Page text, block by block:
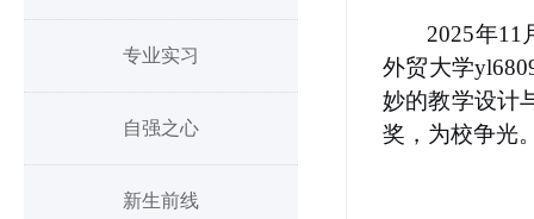
专业实习
自强之心
新生前线
2025年11
外贸大学
妙的教学设计
奖，为校争光